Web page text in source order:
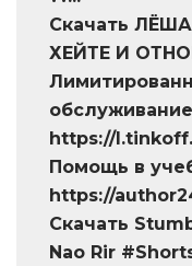
Скачать
ХЕЙТЕ И
https://
Помощь в
https://
Скачать
Nao Rir